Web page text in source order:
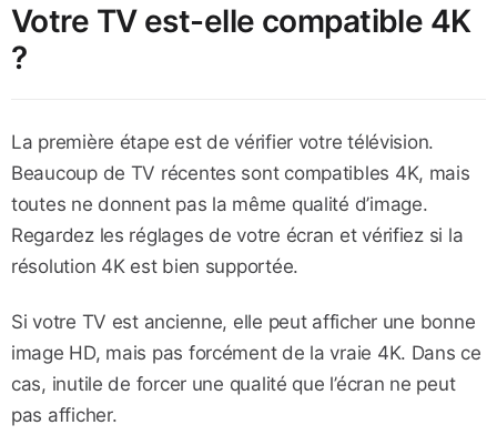
Votre TV est-elle compatible 4K
?
La première étape est de vérifier votre télévision.
Beaucoup de TV récentes sont compatibles 4K, mais
toutes ne donnent pas la même qualité d’image.
Regardez les réglages de votre écran et vérifiez si la
résolution 4K est bien supportée.
Si votre TV est ancienne, elle peut afficher une bonne
image HD, mais pas forcément de la vraie 4K. Dans ce
cas, inutile de forcer une qualité que l’écran ne peut
pas afficher.